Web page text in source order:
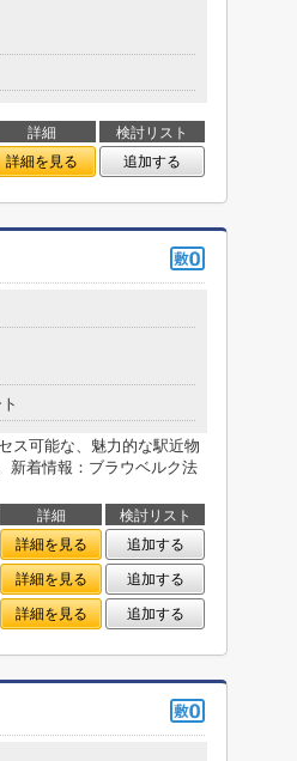
詳細
検討リスト
詳細を見る 追加する
ス可能な、魅力的な駅近物
新着情報：ブラウベルク法
詳細
検討リスト
詳細を見る
追加する
詳細を見る
追加する
詳細を見る 追加する